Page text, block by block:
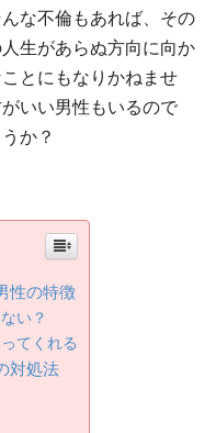
な不倫もあれば、その
生があらぬ方向に向か
とにもなりかねませ
いい男性もいるので
か？
性の特徴
い？
てくれる
対処法